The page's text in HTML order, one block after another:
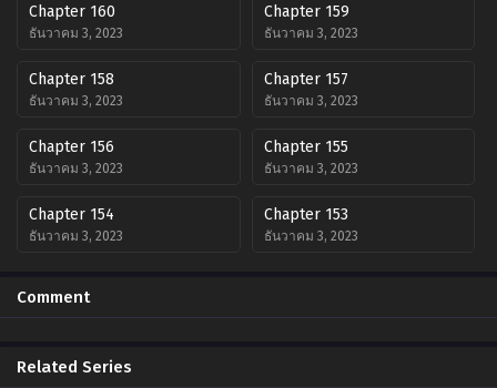
Chapter 160
ธันวาคม 3, 2023
Chapter 159
ธันวาคม 3, 2023
Chapter 158
ธันวาคม 3, 2023
Chapter 157
ธันวาคม 3, 2023
Chapter 156
ธันวาคม 3, 2023
Chapter 155
ธันวาคม 3, 2023
Chapter 154
ธันวาคม 3, 2023
Chapter 153
ธันวาคม 3, 2023
ธันวาคม 3, 2023
ธันวาคม 3, 2023
Comment
Related Series